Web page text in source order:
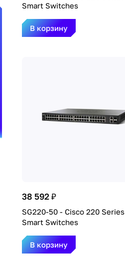
Smart Switches
В корзину
38 592 ₽
SG220-50 - Cisco 220 Series
Smart Switches
В корзину